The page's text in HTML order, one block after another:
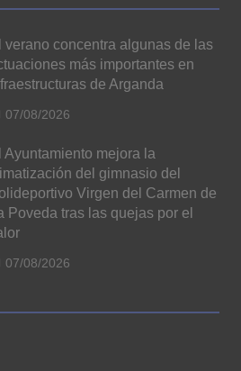
verano concentra algunas de las
más importantes en
de Arganda
07/08/2026
Ayuntamiento mejora la
del gimnasio del
Virgen del Carmen de
Poveda tras las quejas por el
07/08/2026